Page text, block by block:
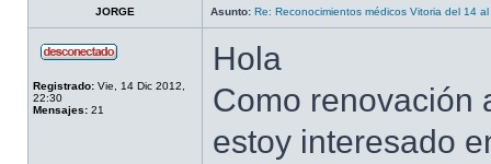
JORGE Asunto: Re: Reconocimientos médicos Vitoria del 14
Registrado: Vie, 14 Dic 2012,
22:30
Mensajes: 21
Hola
Como renovación
estoy interesado